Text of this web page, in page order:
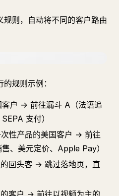
则，自动将不同的客户路由
规则示例：
客户 → 前往漏斗 A（法语追
支付）
性产品的美国客户 → 前往
、美元定价、Apple Pay）
回头客 → 跳过落地页，直
客户 → 前往以视频为主的